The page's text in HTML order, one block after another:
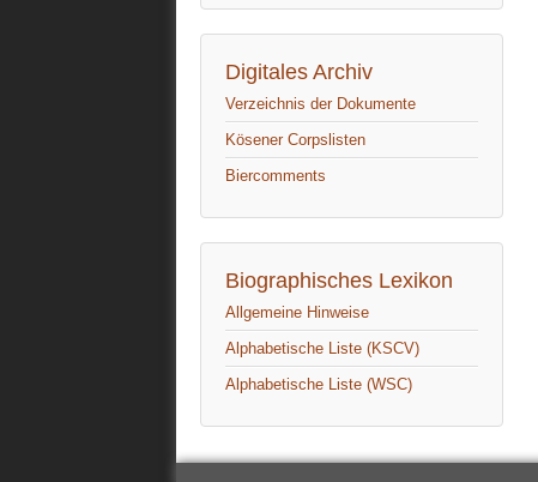
Digitales Archiv
Verzeichnis der Dokumente
Kösener Corpslisten
Biercomments
Biographisches Lexikon
Allgemeine Hinweise
Alphabetische Liste (KSCV)
Alphabetische Liste (WSC)